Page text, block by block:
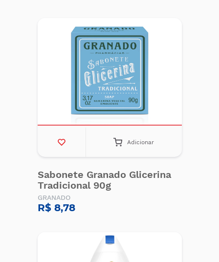
Adicionar
Sabonete Granado Glicerina
Tradicional 90g
GRANADO
R$ 8,78